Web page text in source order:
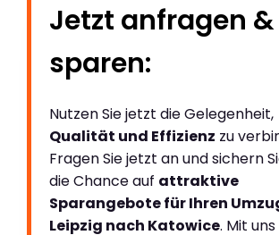
Jetzt anfragen &
sparen:
Nutzen Sie jetzt die Gelegenheit,
Qualität und Effizienz zu
Fragen Sie jetzt an und sichern
die Chance auf attraktive
Sparangebote für Ihren
Leipzig nach Katowice. Mit